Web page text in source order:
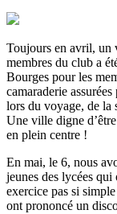
Toujours en avril, un
membres du club a
Bourges pour les
camaraderie
lors du voyage, de la
Une ville digne
en plein centre !
En mai, le 6, nous
jeunes des lycées
exercice pas si
ont prononcé un